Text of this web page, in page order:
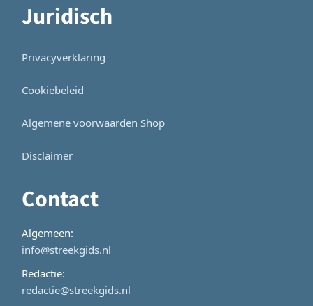
Juridisch
Privacyverklaring
Cookiebeleid
Algemene voorwaarden Shop
Disclaimer
Contact
Algemeen:
info@streekgids.nl
Redactie:
redactie@streekgids.nl